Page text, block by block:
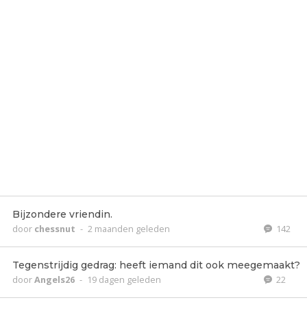
Bijzondere vriendin.
door chessnut - 2 maanden geleden 142
Tegenstrijdig gedrag: heeft iemand dit ook meegemaakt?
doorAngels26 - 19 dagen geleden 22